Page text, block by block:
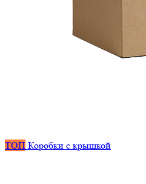
ТОП Коробки с крышкой